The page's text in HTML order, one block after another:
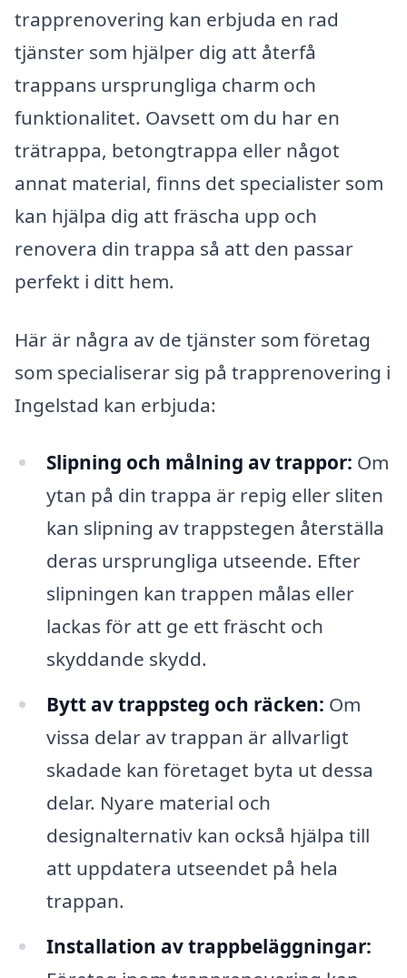
trapprenovering kan erbjuda en rad
tjänster som hjälper dig att återfå
trappans ursprungliga charm och
funktionalitet. Oavsett om du har en
trätrappa, betongtrappa eller något
annat material, finns det specialister som
kan hjälpa dig att fräscha upp och
renovera din trappa så att den passar
perfekt i ditt hem.
Här är några av de tjänster som företag
som specialiserar sig på trapprenovering i
Ingelstad kan erbjuda:
Slipning och målning av trappor: Om
ytan på din trappa är repig eller sliten
kan slipning av trappstegen återställa
deras ursprungliga utseende. Efter
slipningen kan trappen målas eller
lackas för att ge ett fräscht och
skyddande skydd.
Bytt av trappsteg och räcken: Om
vissa delar av trappan är allvarligt
skadade kan företaget byta ut dessa
delar. Nyare material och
designalternativ kan också hjälpa till
att uppdatera utseendet på hela
trappan.
Installation av trappbeläggningar: